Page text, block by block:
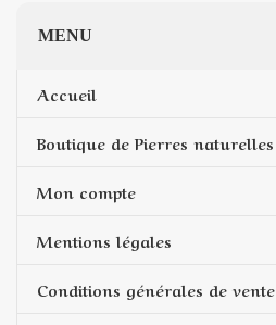
MENU
Accueil
Boutique de Pierres naturelles
Mon compte
Mentions légales
Conditions générales de vente